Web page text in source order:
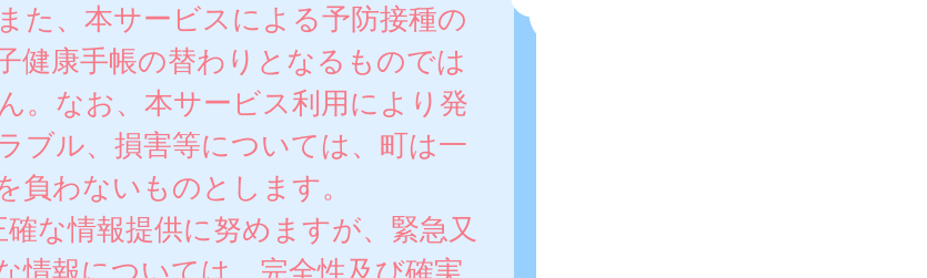
た、本サービスによる予防接種の
健康手帳の替わりとなるものでは
。なお、本サービス利用により発
ブル、損害等については、町は一
負わないものとします。
な情報提供に努めますが、緊急又
情報については、完全性及び確実